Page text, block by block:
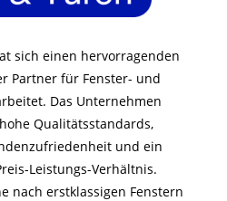
sich einen hervorragenden
Partner für Fenster- und
Das Unternehmen
Qualitätsstandards,
und ein
Leistungs-Verhältnis.
nach erstklassigen Fenstern